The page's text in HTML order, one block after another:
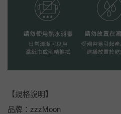
【規格說明】
品牌：zzzMoon